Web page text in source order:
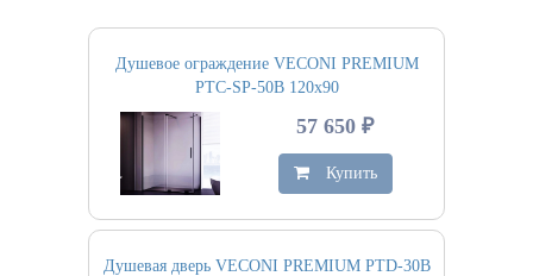
Душевое ограждение VECONI PREMIUM
PTC-SP-50B 120х90
57 650 ₽
Купить
Душевая дверь VECONI PREMIUM PTD-30B